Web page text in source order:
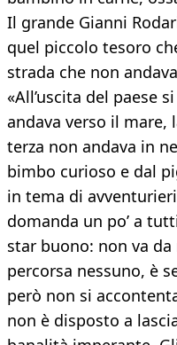
Il grande Gianni
quel piccolo tesoro
strada che non
«All’uscita del paese
andava verso il mare,
terza non andava in
bimbo curioso e dal
in tema di
domanda un po’ a
star buono: non va da
percorsa nessuno, è
però non si
non è disposto a